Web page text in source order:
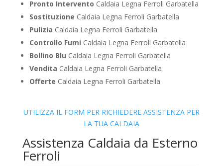
Pronto Intervento Caldaia Legna Ferroli Garbatella
Sostituzione Caldaia Legna Ferroli Garbatella
Pulizia Caldaia Legna Ferroli Garbatella
Controllo Fumi Caldaia Legna Ferroli Garbatella
Bollino Blu Caldaia Legna Ferroli Garbatella
Vendita Caldaia Legna Ferroli Garbatella
Offerte Caldaia Legna Ferroli Garbatella
UTILIZZA IL FORM PER RICHIEDERE ASSISTENZA PER
LA TUA CALDAIA
Assistenza Caldaia da Esterno
Ferroli